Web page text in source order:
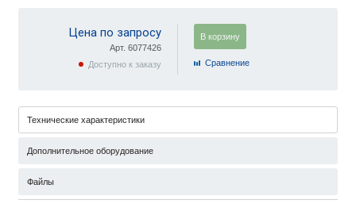
Цена по запросу
Арт. 6077426
Доступно к заказу
В корзину
Cравнение
Технические характеристики
Дополнительное оборудование
Файлы